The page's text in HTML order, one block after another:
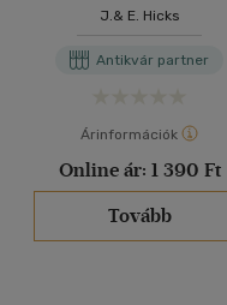
J.& E. Hicks
Antikvár partner
Árinformációk
Online ár: 1 390 Ft
Tovább